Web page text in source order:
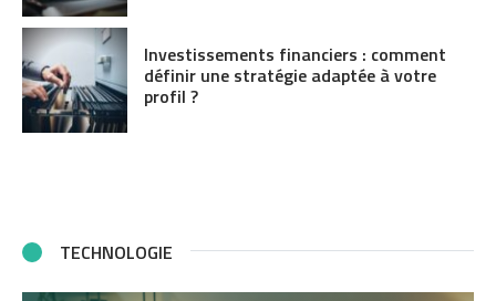
Investissements financiers : comment
définir une stratégie adaptée à votre
profil ?
TECHNOLOGIE